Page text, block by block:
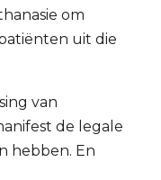
om
uit die
van
de legale
hebben. En